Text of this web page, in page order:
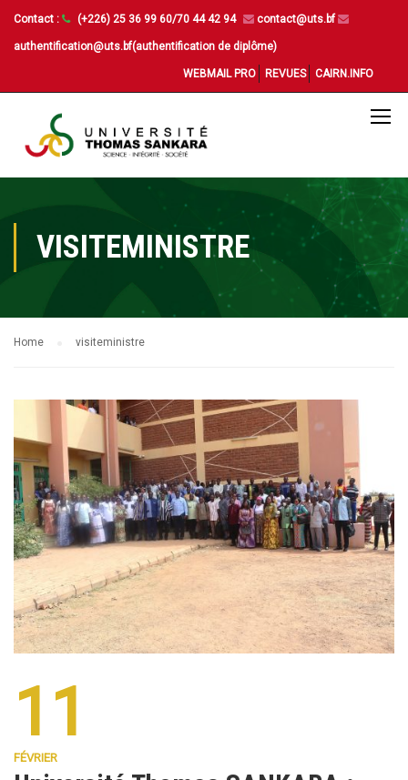
Contact : (+226) 25 36 99 60/70 44 42 94 contact@uts.bf
authentification@uts.bf(authentification de diplôme)
WEBMAIL PRO REVUES CAIRN.INFO
VISITEMINISTRE
Home visiteministre
11
FÉVRIER